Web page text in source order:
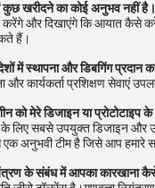
खरीदने का कोई अनुभव नहीं
करेंगे और दिखाएंगे कि आयात कैसे
हैं।
में स्थापना और डिबगिंग प्रदान
और कार्यकर्ता प्रशिक्षण सेवाएं
को मेरे डिजाइन या प्रोटोटाइप
के लिए सबसे उपयुक्त डिजाइन और
एक अनुभवी टीम है जिसे आप हमारे
के संबंध में आपका कारखाना